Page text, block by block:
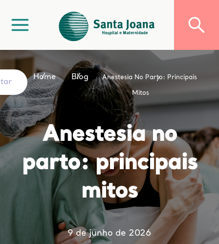
Home Blog Anestesia No Parto: Principais
Mitos
Anestesia no
parto: principais
mitos
9 de junho de 2026